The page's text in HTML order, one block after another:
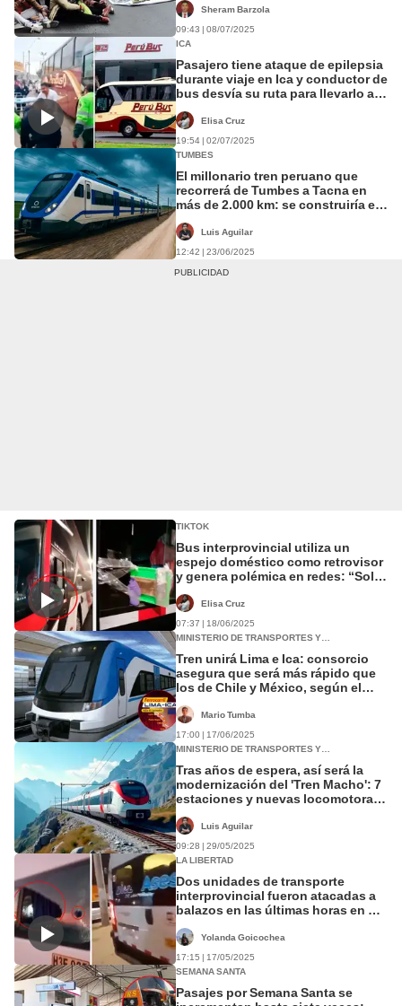
Sheram Barzola
09:43 | 08/07/2025
ICA
Pasajero tiene ataque de epilepsia
durante viaje en Ica y conductor de
bus desvía su ruta para llevarlo a
Elisa Cruz
19:54 | 02/07/2025
TUMBES
El millonario tren peruano que
recorrerá de Tumbes a Tacna en
más de 2.000 km: se construiría en
Luis Aguilar
12:42 | 23/06/2025
TIKTOK
Bus interprovincial utiliza un
espejo doméstico como retrovisor
y genera polémica en redes: “Solo
Elisa Cruz
07:37 | 18/06/2025
MINISTERIO DE TRANSPORTES Y
COMUNICACIONES (MTC)
Tren unirá Lima e Ica: consorcio
asegura que será más rápido que
los de Chile y México, según el
transportarnos"
Mario Tumba
17:00 | 17/06/2025
MINISTERIO DE TRANSPORTES Y
Tras años de espera, así será la
modernización del 'Tren Macho': 7
estaciones y nuevas locomotoras
Luis Aguilar
09:28 | 29/05/2025
LA LIBERTAD
Dos unidades de transporte
interprovincial fueron atacadas a
balazos en las últimas horas en La
Yolanda Goicochea
17:15 | 17/05/2025
SEMANA SANTA
Pasajes por Semana Santa se